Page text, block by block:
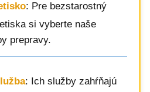
: Pre bezstarostný
si vyberte naše
prepravy.
: Ich služby zahŕňajú